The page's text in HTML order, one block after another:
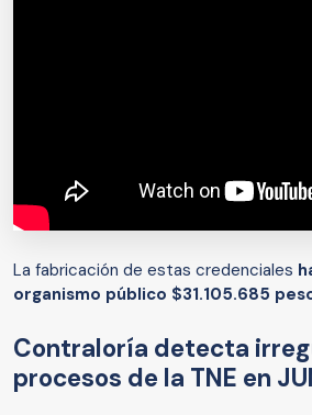
La fabricación de estas credenciales
organismo público $31.105.685
Contraloría detecta
procesos de la TNE en